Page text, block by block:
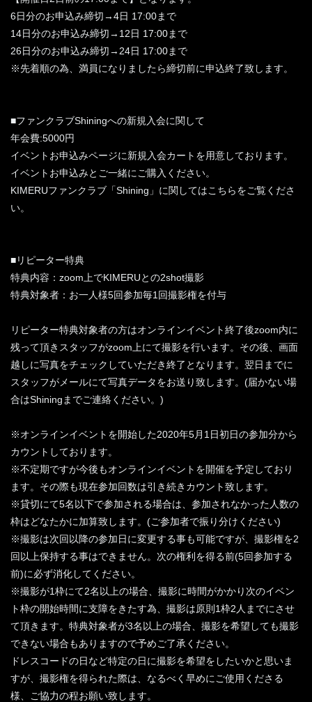
6日分のお申込み締切→4日 17:00まで
14日分のお申込み締切→12日 17:00まで
26日分のお申込み締切→24日 17:00まで
※先着順の為、満員になりましたら締切前に申込終了致します。
■ファンクラブShiningへの新規入会に関して
年会費:5000円
イベントお申込みページに新規入会カートを用意しております。
イベントお申込みとご一緒にご購入ください。
KIMERUファンクラブ「Shining」に関してはこちらをご覧くださ
い。
■リピーター特典
特典内容：zoom上でKIMERUとの2shot撮影
特典対象者：お一人様5回参加毎1回撮影権を付与
リピーター特典対象者の方はオンラインイベント終了後zoom内に
残って頂きスタッフがzoom上にて撮影を行います。その後、画面
越しに写真をチェックしていただき終了となります。翌日までに
スタッフがメールにて写真データをお送り致します。(届かない場
合はShiningまでご連絡ください。)
※オンラインイベントを開始した2020年5月1日初日の参加分から
カウントしております。
※不定期ですが今後もオンラインイベントを開催を予定しており
ます。その際も現在参加回数は引き続きカウント致します。
※貸切にて5名以下で参加される場合は、参加されなかった人数の
枠はどなたかに加算致します。(ご参加者で振り分けください)
※撮影は次回以降の参加日に変更する事も可能ですが、撮影権を2
回以上保持する事はできません。次の権利を得る前(5回参加する
前)に必ず消化してください。
※撮影が1枠にて2名以上の場合、撮影に時間がかかり次のイベン
ト枠の開始時間に支障をきたす為、撮影は原則1枠2人までにさせ
て頂きます。特典対象者が3名以上の場合、撮影を希望しても撮影
できない場合もありますので予めご了承ください。
ドレスコードの日など特定の日に撮影を希望をしたいかと思いま
すが、撮影権を得られた際は、なるべく早めにご使用くださる
様、ご協力の程お願い致します。